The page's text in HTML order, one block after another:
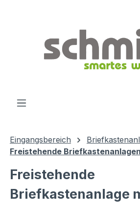
Eingangsbereich
Freistehende Briefkastenanlagen
Freistehende
Briefkastenanlage